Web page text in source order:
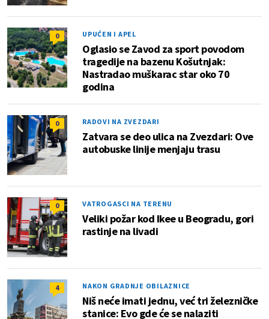
0 UPUĆEN I APEL
Oglasio se Zavod za sport povodom
tragedije na bazenu Košutnjak:
Nastradao muškarac star oko 70
godina
0 RADOVI NA ZVEZDARI
Zatvara se deo ulica na Zvezdari: Ove
autobuske linije menjaju trasu
0 VATROGASCI NA TERENU
Veliki požar kod Ikee u Beogradu, gori
rastinje na livadi
4 NAKON GRADNJE OBILAZNICE
Niš neće imati jednu, već tri železničke
stanice: Evo gde će se nalaziti